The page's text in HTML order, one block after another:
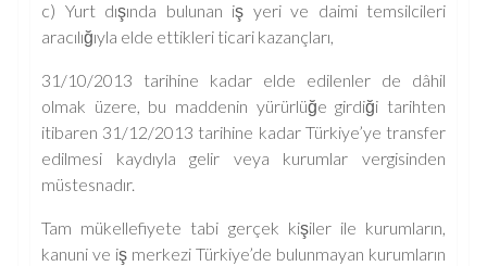
c) Yurt dışında bulunan iş yeri ve daimi temsilcileri
aracılığıyla elde ettikleri ticari kazançları,
31/10/2013 tarihine kadar elde edilenler de dâhil
olmak üzere, bu maddenin yürürlüğe girdiği tarihten
itibaren 31/12/2013 tarihine kadar Türkiye’ye transfer
edilmesi kaydıyla gelir veya kurumlar vergisinden
müstesnadır.
Tam mükellefiyete tabi gerçek kişiler ile kurumların,
kanuni ve iş merkezi Türkiye’de bulunmayan kurumların